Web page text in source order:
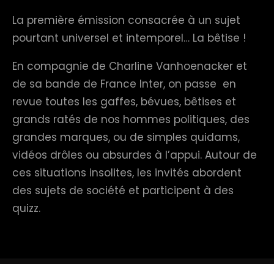
La première émission consacrée à un sujet
pourtant universel et intemporel… La bêtise !
En compagnie de Charline Vanhoenacker et
de sa bande de France Inter, on passe en
revue toutes les gaffes, bévues, bêtises et
grands ratés de nos hommes politiques, des
grandes marques, ou de simples quidams,
vidéos drôles ou absurdes à l’appui. Autour de
ces situations insolites, les invités abordent
des sujets de société et participent à des
quizz.